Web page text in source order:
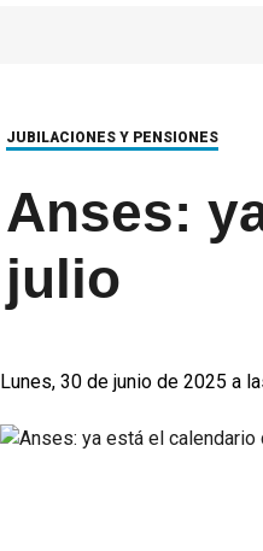
JUBILACIONES Y PENSIONES
Anses:
julio
Lunes, 30 de junio de 2025 a